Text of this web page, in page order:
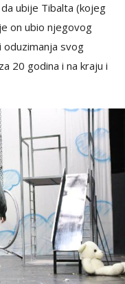
ubije Tibalta (kojeg
on ubio njegovog
oduzimanja svog
20 godina i na kraju i